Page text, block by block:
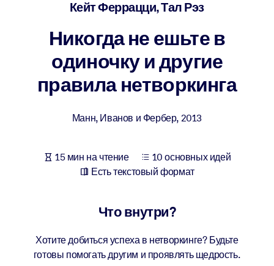
ПО СИСТЕМАМ
Для LMS/LXP
Интегрируйте краткие проверенные знания в вашу LMS/LXP для
лучших результатов обучения.
Для корпоративных библиотек
Для ИИ-систем
Кейт Феррацци, Тал Рэз
Никогда не ешьте в
одиночку и другие
правила нетворкинга
Манн, Иванов и Фербер, 2013
15 мин на чтение
10 основных идей
Есть текстовый формат
Что внутри?
Хотите добиться успеха в нетворкинге? Будьте
готовы помогать другим и проявлять щедрость.